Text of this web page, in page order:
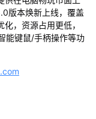
版本焕新上线，覆盖
，资源占用更低，
能键鼠/手柄操作等功